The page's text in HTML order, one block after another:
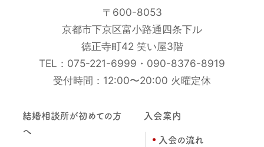
〒600-8053
京都市下京区富小路通四条下ル
徳正寺町42 笑い屋3階
TEL： 075-221-6999 ・ 090-8376-8919
受付時間：12:00〜20:00 火曜定休
結婚相談所が初めての方
へ
入会案内
入会の流れ